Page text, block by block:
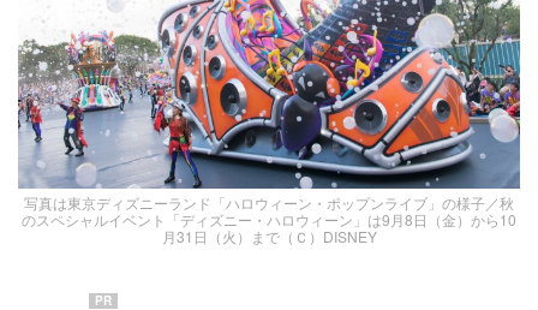
写真は東京ディズニーランド「ハロウィーン・ポップンライブ」の様子／秋
のスペシャルイベント「ディズニー・ハロウィーン」は9月8日（金）から10
月31日（火）まで（Ｃ）DISNEY
PR